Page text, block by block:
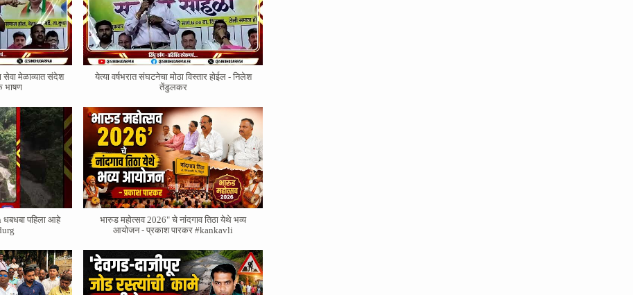
सेवा मेळाव्यात संदेश
भाषण
येत्या वर्षभरात संघटनेचा मोठा विस्तार होईल - निलेश
तेंडुलकर
धबधबा पहिला आहे
भारुड महोत्सव 2026" चे नांदगाव तिठा येथे भव्य
आयोजन - प्रकाश पारकर #kankavli